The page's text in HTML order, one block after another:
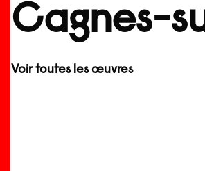
Cagnes-
Voir toutes les œuvres